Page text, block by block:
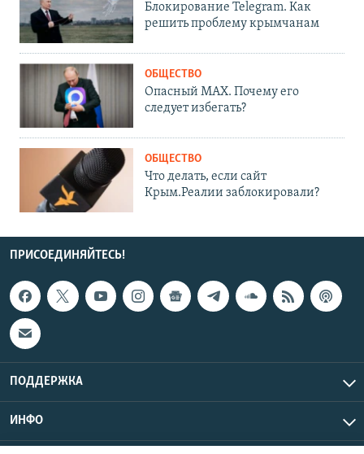
Блокирование Telegram. Как
решить проблему крымчанам
ОБЩЕСТВО
Опасный MAX. Почему его
следует избегать?
ОБЩЕСТВО
Что делать, если сайт
Крым.Реалии заблокировали?
ПРИСОЕДИНЯЙТЕСЬ!
ПОДДЕРЖКА
ИНФО